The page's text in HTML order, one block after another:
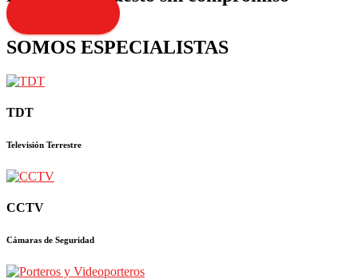
SOMOS ESPECIALISTAS
TDT
Televisión Terrestre
CCTV
Cámaras de Seguridad